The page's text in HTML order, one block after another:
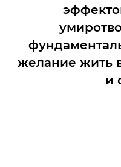
желание жить
и